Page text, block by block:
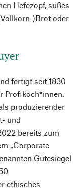
Hefezopf, süßes
)Brot oder
fertigt seit 1830
Profiköch*innen.
produzierender
und
bereits zum
„Corporate
Gütesiegel
ethisches